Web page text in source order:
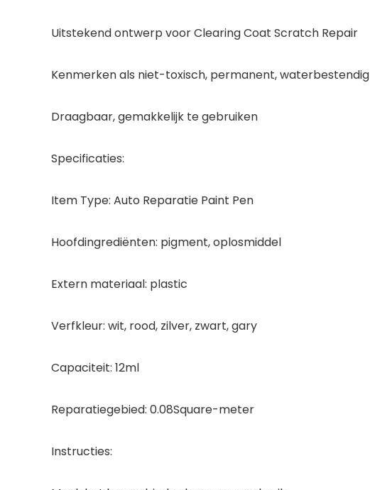
Uitstekend ontwerp voor Clearing Coat Scratch Repair
Kenmerken als niet-toxisch, permanent, waterbestendig
Draagbaar, gemakkelijk te gebruiken
Specificaties:
Item Type: Auto Reparatie Paint Pen
Hoofdingrediënten: pigment, oplosmiddel
Extern materiaal: plastic
Verfkleur: wit, rood, zilver, zwart, gary
Capaciteit: 12ml
Reparatiegebied: 0.08Square-meter
Instructies: